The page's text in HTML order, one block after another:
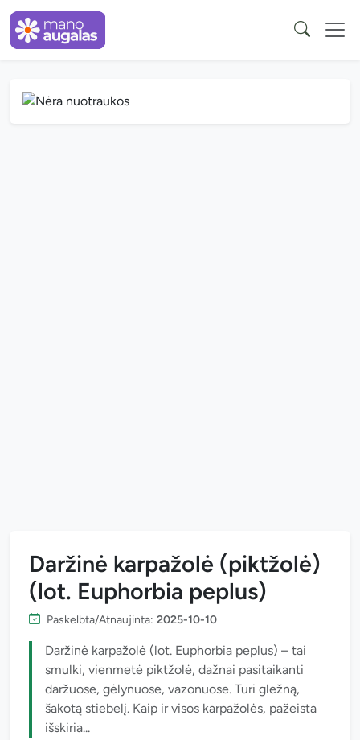
Daržinė karpažolė (piktžolė)
(lot. Euphorbia peplus)
Paskelbta/Atnaujinta: 2025-10-10
Daržinė karpažolė (lot. Euphorbia peplus) – tai
smulki, vienmetė piktžolė, dažnai pasitaikanti
daržuose, gėlynuose, vazonuose. Turi gležną,
šakotą stiebelį. Kaip ir visos karpažolės, pažeista
išskiria...